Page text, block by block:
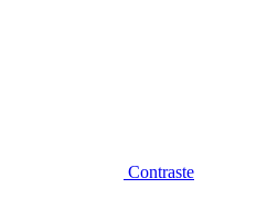
Contraste